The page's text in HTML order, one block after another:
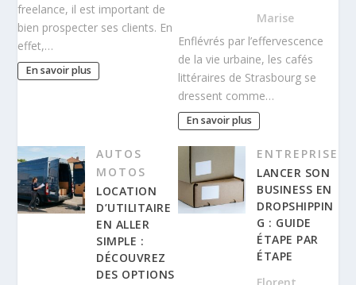
freelance, il est important de
bien prospecter ses clients. En
effet,…
En savoir plus
Marise
Enflévrés par l’effervescence
de la vie urbaine, les cafés
littéraires de Strasbourg se
dressent comme…
En savoir plus
AUTOS
MOTOS
LOCATION
D’UTILITAIRE
EN ALLER
SIMPLE :
DÉCOUVREZ
DES OPTIONS
ENTREPRISE
LANCER SON
BUSINESS EN
DROPSHIPPIN
G : GUIDE
ÉTAPE PAR
ÉTAPE